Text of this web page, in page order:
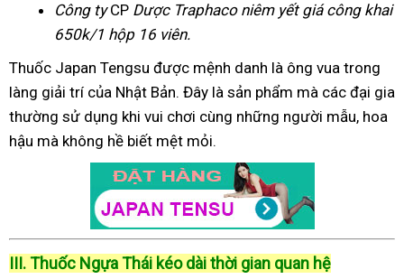
Công tyCP Dược Traphaconiêm yết giá công khai
650k/1 hộp 16 viên.
Thuốc Japan Tengsu được mệnh danh là ông vua trong
làng giải trí của Nhật Bản. Đây là sản phẩm mà các đại gia
thường sử dụng khi vui chơi cùng những người mẫu, hoa
hậu mà không hề biết mệt mỏi.
III. Thuốc Ngựa Thái kéo dài thời gian quan hệ